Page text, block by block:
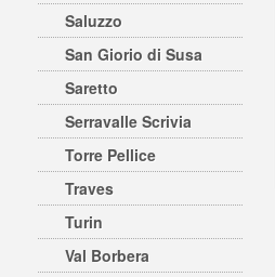
Saluzzo
San Giorio di Susa
Saretto
Serravalle Scrivia
Torre Pellice
Traves
Turin
Val Borbera